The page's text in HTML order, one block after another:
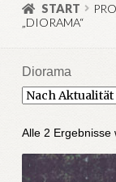
Versand &
Aktuell
START
„DIORAMA“
Diorama
Alle 2 Ergebnisse